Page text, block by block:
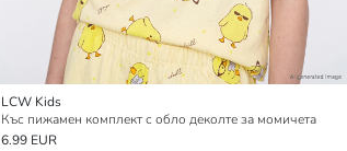
LCW Kids
Къс пижамен комплект с обло деколте за момичета
6.99 EUR